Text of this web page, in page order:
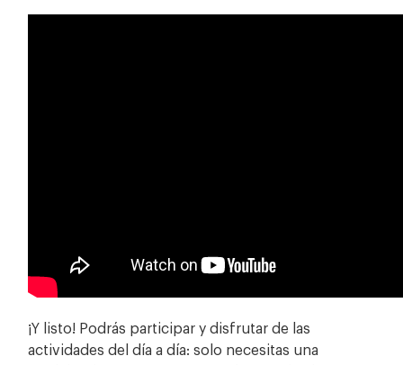
¡Y listo! Podrás participar y disfrutar de las
actividades del día a día: solo necesitas una